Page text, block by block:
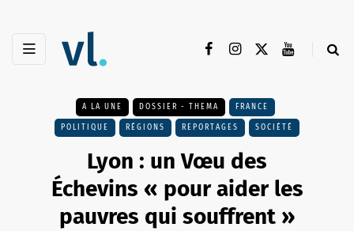
A LA UNE DOSSIER - THEMA FRANCE
POLITIQUE RÉGIONS REPORTAGES SOCIÉTÉ
Lyon : un Vœu des
Échevins « pour aider les
pauvres qui souffrent »